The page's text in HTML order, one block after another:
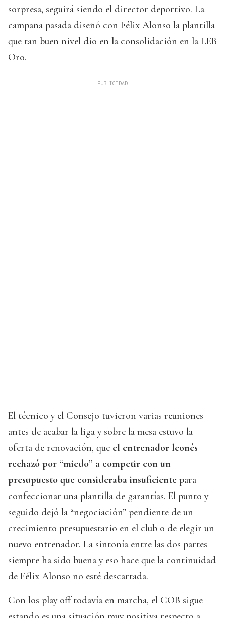
sorpresa, seguirá siendo el director deportivo. La
campaña pasada diseñó con Félix Alonso la plantilla
que tan buen nivel dio en la consolidación en la LEB
Oro.
El técnico y el Consejo tuvieron varias reuniones
antes de acabar la liga y sobre la mesa estuvo la
oferta de renovación, que el entrenador leonés
rechazó por “miedo” a competir con un
presupuesto que consideraba insuficiente para
confeccionar una plantilla de garantías. El punto y
seguido dejó la “negociación” pendiente de un
crecimiento presupuestario en el club o de elegir un
nuevo entrenador. La sintonía entre las dos partes
siempre ha sido buena y eso hace que la continuidad
de Félix Alonso no esté descartada.
Con los play off todavía en marcha, el COB sigue